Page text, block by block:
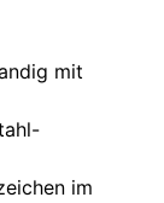
mit
im